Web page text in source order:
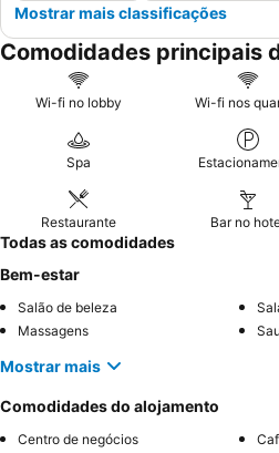
Mostrar mais classificações
Comodidades principais
Wi-fi no lobby Wi-fi nos
Spa
Restaurante Bar no
Todas as comodidades
Bem-estar
Salão de beleza
Massagens
Mostrar mais
Comodidades do alojamento
Centro de negócios